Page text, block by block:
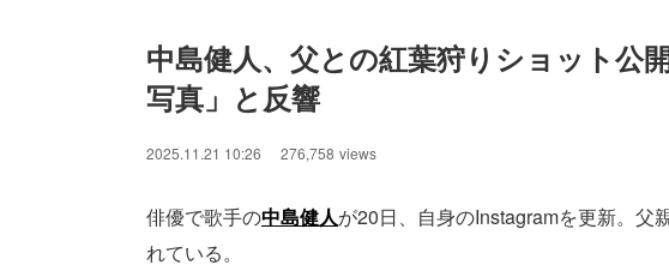
中島健人、父との紅葉狩りショット公
写真」と反響
2025.11.21 10:26 276,758 views
俳優で歌手の中島健人が20日、自身のInstagramを更新。父
れている。